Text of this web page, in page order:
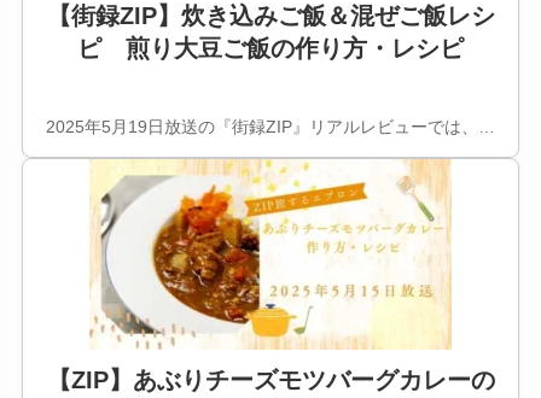
【街録ZIP】炊き込みご飯＆混ぜご飯レシ
ピ 煎り大豆ご飯の作り方・レシピ
2025年5月19日放送の『街録ZIP』リアルレビューでは、…
【ZIP】あぶりチーズモツバーグカレーの